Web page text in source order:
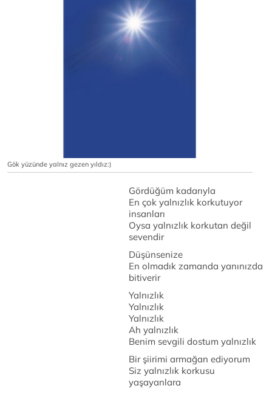
Gök yüzünde yalnız gezen yıldız:)
Gördüğüm kadarıyla
En çok yalnızlık korkutuyor
insanları
Oysa yalnızlık korkutan değil
sevendir
Düşünsenize
En olmadık zamanda yanınızda
bitiverir
Yalnızlık
Yalnızlık
Yalnızlık
Ah yalnızlık
Benim sevgili dostum yalnızlık
Bir şiirimi armağan ediyorum
Siz yalnızlık korkusu
yaşayanlara